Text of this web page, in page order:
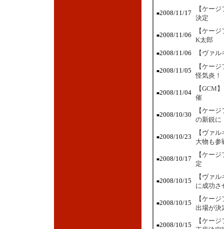
■2008/11/17
【ケー
決定
■2008/11/06
【ケー
K太郎
■2008/11/06 【ヴァ
■2008/11/05
【ケー
怪気炎！
■2008/11/04
【GCM
催
■2008/10/30
【ケー
の新鋭に
■2008/10/23
【ヴァ
大物も参
■2008/10/17
【ケー
定
■2008/10/15
【ヴァ
に成功さ
■2008/10/15
【ケー
出場が決
■2008/10/15
【ケー